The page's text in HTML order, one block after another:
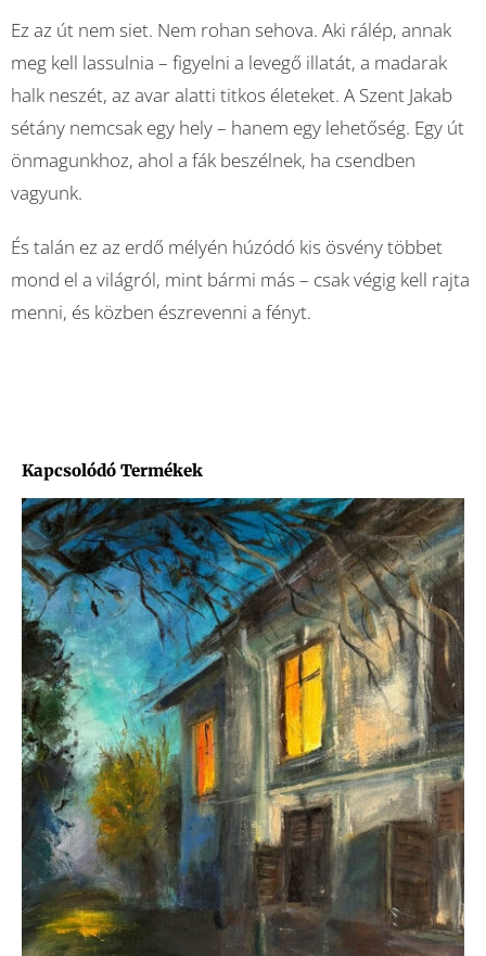
Ez az út nem siet. Nem rohan sehova. Aki rálép, annak
meg kell lassulnia – figyelni a levegő illatát, a madarak
halk neszét, az avar alatti titkos életeket. A Szent Jakab
sétány nemcsak egy hely – hanem egy lehetőség. Egy út
önmagunkhoz, ahol a fák beszélnek, ha csendben
vagyunk.
És talán ez az erdő mélyén húzódó kis ösvény többet
mond el a világról, mint bármi más – csak végig kell rajta
menni, és közben észrevenni a fényt.
Kapcsolódó Termékek